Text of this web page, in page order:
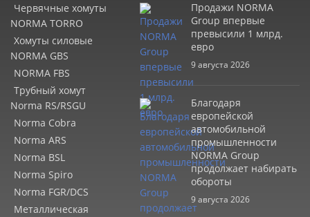
Червячные хомуты
NORMA TORRO
Хомуты силовые
NORMA GBS
NORMA FBS
Трубный хомут
Norma RS/RSGU
Norma Cobra
Norma ARS
Norma BSL
Norma Spiro
Norma FGR/DCS
Металлическая
Продажи NORMA
Group впервые
превысили 1 млрд.
евро
9 августа 2026
Благодаря
европейской
автомобильной
промышленности
NORMA Group
продолжает набирать
обороты
9 августа 2026